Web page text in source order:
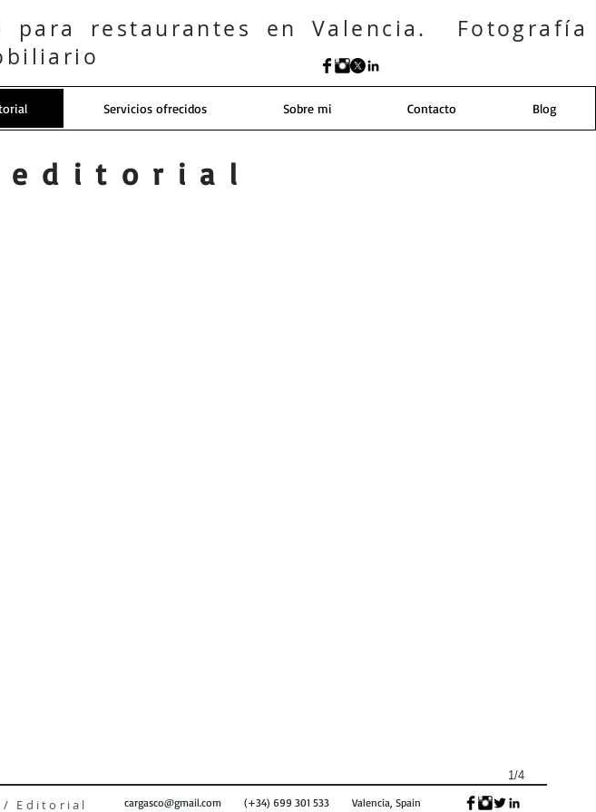
para restaurantes en Valencia.
Servicios ofrecidos Sobre mi Contacto Blog
editorial
1/4
/ Editorial cargasco@gmail.com (+34) 699 301 533 Valencia, Spain